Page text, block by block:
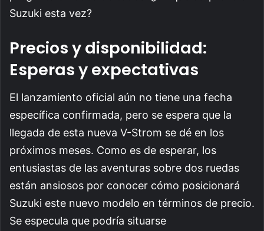
Suzuki esta vez?
Precios y disponibilidad:
Esperas y expectativas
El lanzamiento oficial aún no tiene una fecha
específica confirmada, pero se espera que la
llegada de esta nueva V-Strom se dé en los
próximos meses. Como es de esperar, los
entusiastas de las aventuras sobre dos ruedas
están ansiosos por conocer cómo posicionará
Suzuki este nuevo modelo en términos de precio.
Se especula que podría situarse